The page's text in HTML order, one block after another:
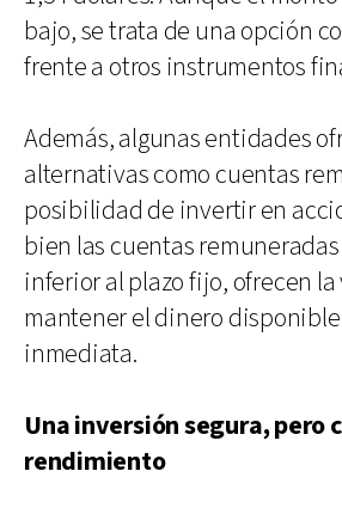
bajo, se trata de una opción
frente a otros instrumentos
Además, algunas entidades
alternativas como cuentas
posibilidad de invertir en
bien las cuentas
inferior al plazo fijo, ofrecen
mantener el dinero
inmediata.
Una inversión segura, pero
rendimiento